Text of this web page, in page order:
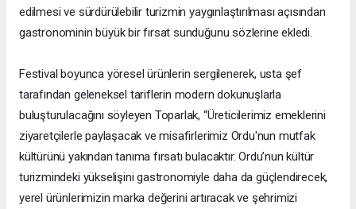
edilmesi ve sürdürülebilir turizmin yaygınlaştırılması açısından
gastronominin büyük bir fırsat sunduğunu sözlerine ekledi.
Festival boyunca yöresel ürünlerin sergilenerek, usta şef
tarafından geleneksel tariflerin modern dokunuşlarla
buluşturulacağını söyleyen Toparlak, “Üreticilerimiz emeklerini
ziyaretçilerle paylaşacak ve misafirlerimiz Ordu'nun mutfak
kültürünü yakından tanıma fırsatı bulacaktır. Ordu’nun kültür
turizmindeki yükselişini gastronomiyle daha da güçlendirecek,
yerel ürünlerimizin marka değerini artıracak ve şehrimizi